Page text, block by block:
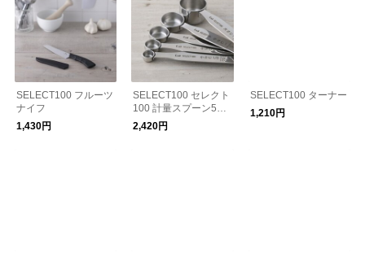
SELECT100 フルーツ
ナイフ
1,430円
SELECT100 セレクト
100 計量スプーン5本
組
2,420円
SELECT100 ターナー
1,210円